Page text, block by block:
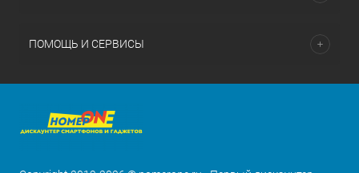
ПОМОЩЬ И СЕРВИСЫ